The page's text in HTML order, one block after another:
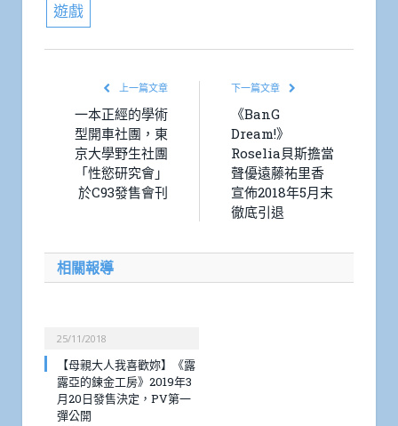
遊戲
上一篇文章
一本正經的學術
型開車社團，東
京大學野生社團
「性慾研究會」
於C93發售會刊
下一篇文章
《BanG
Dream!》
Roselia貝斯擔當
聲優遠藤祐里香
宣佈2018年5月末
徹底引退
相關報導
25/11/2018
【母親大人我喜歡妳】《露
露亞的鍊金工房》2019年3
月20日發售決定，PV第一
彈公開